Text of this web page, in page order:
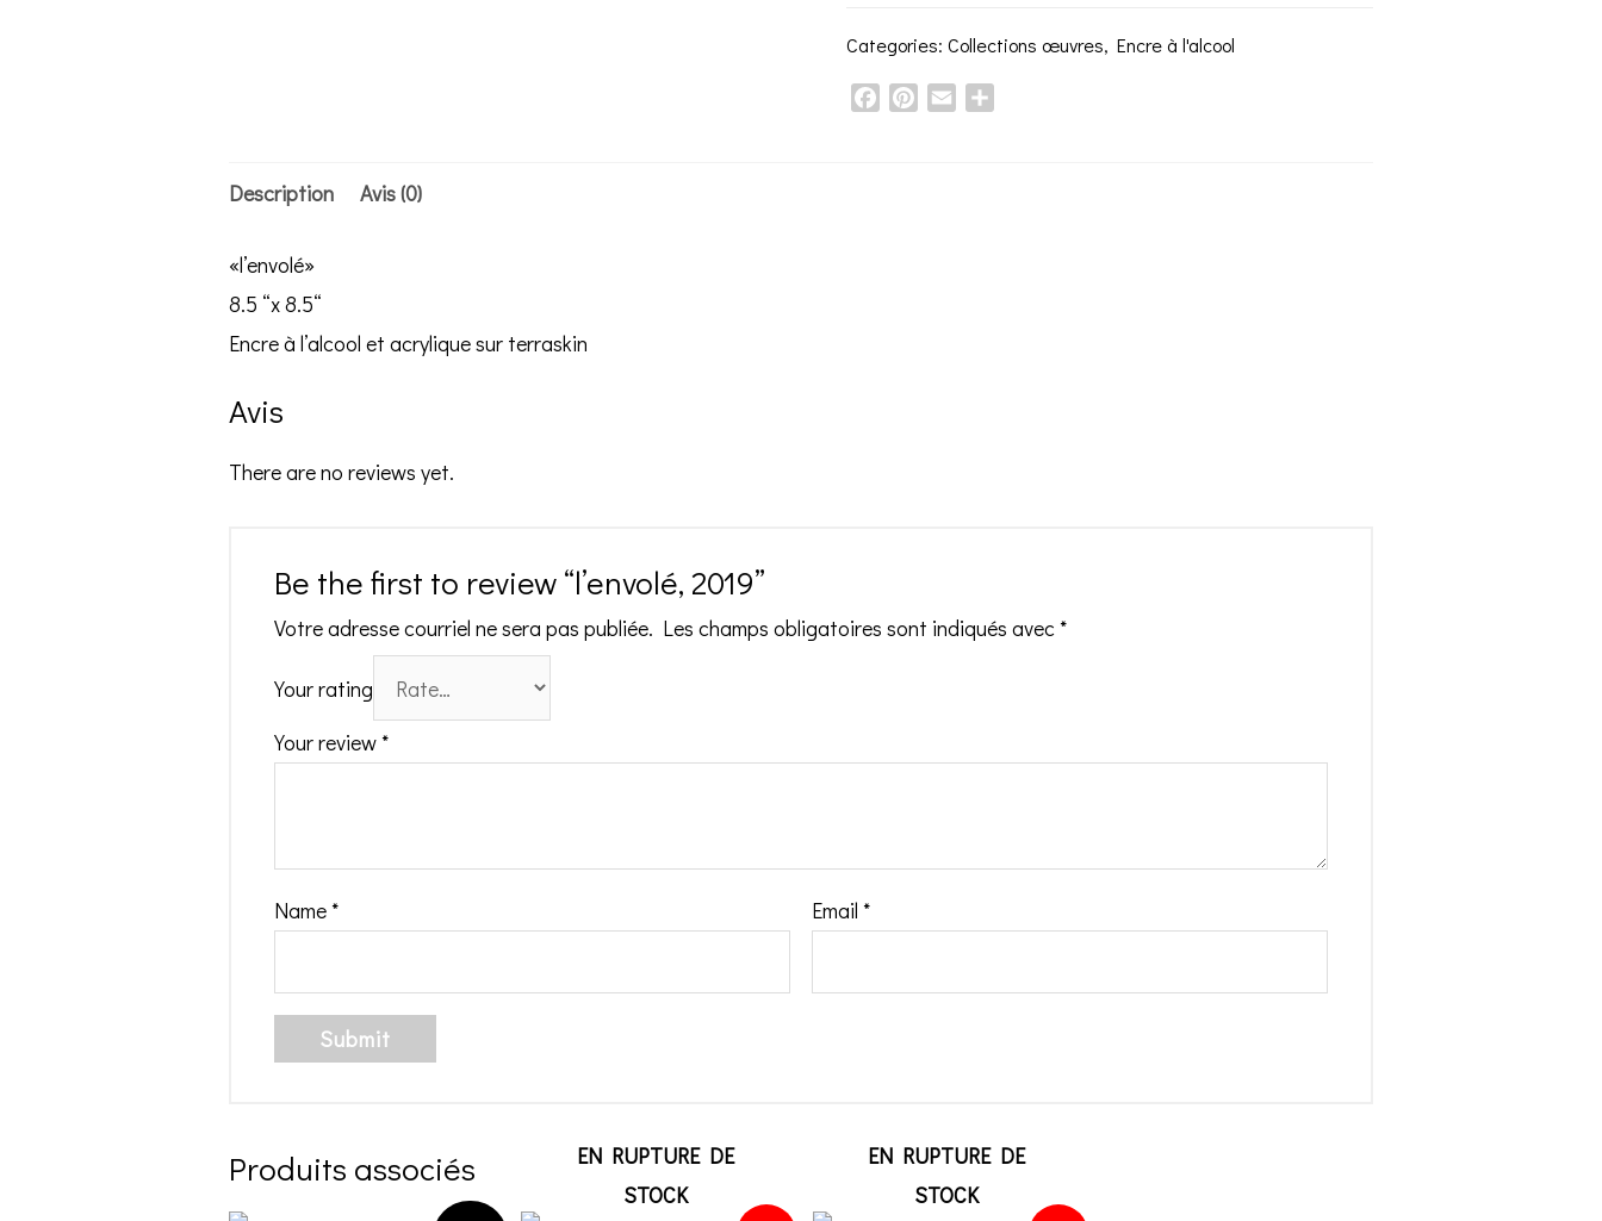
Categories:Collections œuvres,Encre à l'alcool
FacebookPinterest
Email
Description Avis (0)
«l’envolé»
8.5 “x 8.5“
Encre à l’alcool et acrylique sur terraskin
Avis
There are no reviews yet.
Be the first to review “l’envolé, 2019”
Votre adresse courriel ne sera pas publiée. Les champs obligatoires sont indiqués avec *
Your rating
Your review *
Name * Email *
Produits associés
EN RUPTURE DE
STOCK
EN RUPTURE DE
STOCK